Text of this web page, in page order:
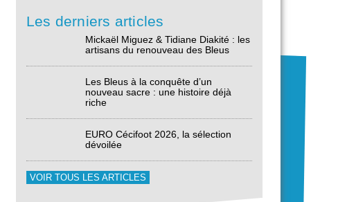
Les derniers articles
Mickaël Miguez & Tidiane Diakité : les
artisans du renouveau des Bleus
Les Bleus à la conquête d’un
nouveau sacre : une histoire déjà
riche
EURO Cécifoot 2026, la sélection
dévoilée
VOIR TOUS LES ARTICLES